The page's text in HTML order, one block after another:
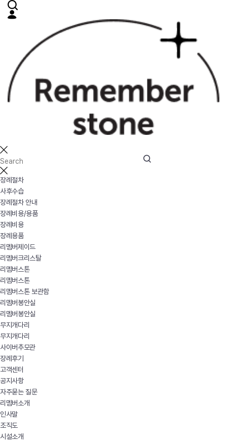
장례절차
사후수습
장례절차 안내
장례비용/용품
장례비용
장례용품
리멤버제이드
리멤버크리스탈
리멤버스톤
리멤버스톤
리멤버스톤 보관함
리멤버봉안실
리멤버봉안실
무지개다리
무지개다리
사이버추모관
장례후기
고객센터
공지사항
자주묻는 질문
리멤버소개
인사말
조직도
시설소개